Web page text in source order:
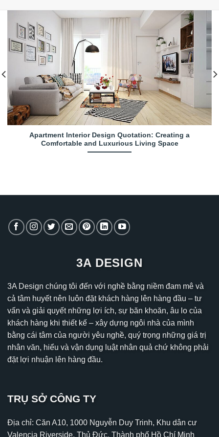
Apartment Interior Design Quotation: Creating a
Comfortable and Luxurious Living Space
3A DESIGN
3A Design chúng tôi đến với nghề bằng niềm đam mê và
cả tâm huyết nên luôn đặt khách hàng lên hàng đầu – tư
vấn và giải quyết những lợi ích, sự băn khoăn, âu lo của
khách hàng khi thiết kế – xây dựng ngôi nhà của mình
bằng cái tâm của người yêu nghề, quý trọng những giá trị
nhân văn, hiểu và vận dụng luật nhân quả chứ không phải
đặt lợi nhuận lên hàng đầu.
TRỤ SỞ CÔNG TY
Địa chỉ: Căn A10, 1000 Nguyễn Duy Trinh, Khu dân cư
Valencia Riverside, Thủ Đức, Thành phố Hồ Chí Minh